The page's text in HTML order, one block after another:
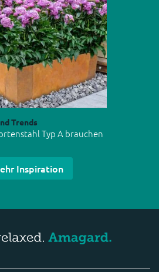
Trends
Typ A brauchen
Inspiration